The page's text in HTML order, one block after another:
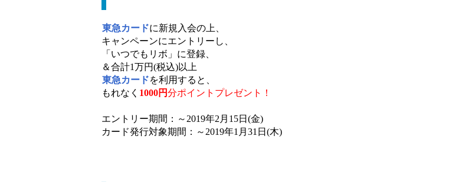
東急カードに新規入会の上、
キャンペーンにエントリーし、
「いつでもリボ」に登録、
＆合計1万円(税込)以上
東急カードを利用すると、
もれなく 1000円分ポイントプレゼント！
エントリー期間：～2019年2月15日(金)
カード発行対象期間：～2019年1月31日(木)